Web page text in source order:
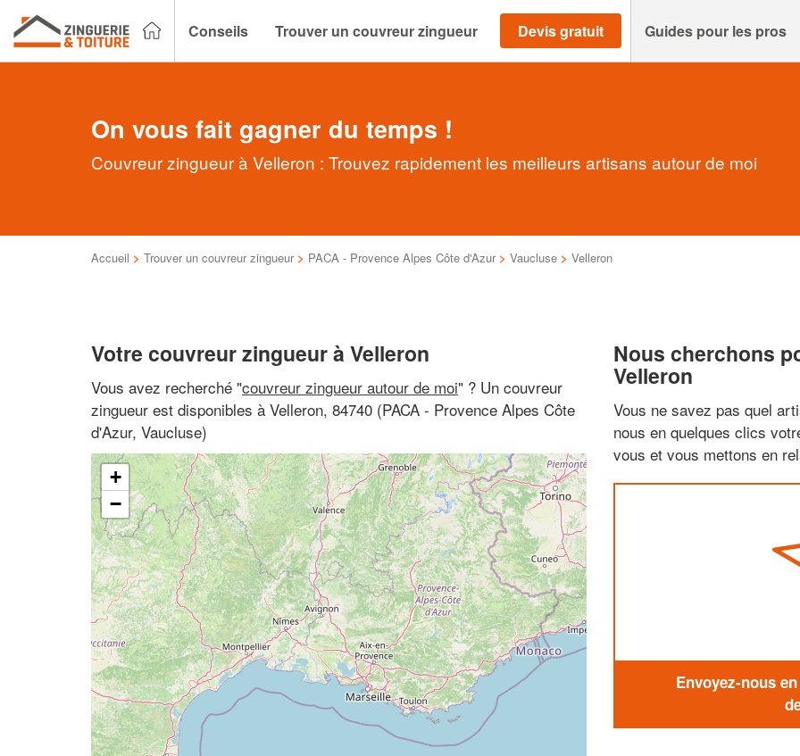
Conseils Trouver un couvreur zingueur Devis gratuit Guides pour les pros
On vous fait gagner du temps !
Couvreur zingueur à Velleron : Trouvez rapidement les meilleurs artisans autour de moi
Accueil > Trouver un couvreur zingueur > PACA - Provence Alpes Côte d'Azur > Vaucluse > Velleron
Votre couvreur zingueur à Velleron
Vous avez recherché "couvreur zingueur autour de moi" ? Un couvreur
zingueur est disponibles à Velleron, 84740 (PACA - Provence Alpes Côte
d'Azur, Vaucluse)
+
−
Nous cherchons
Velleron
Vous ne savez pas quel
nous en quelques clics
vous et vous mettons en
Envoyez-nous